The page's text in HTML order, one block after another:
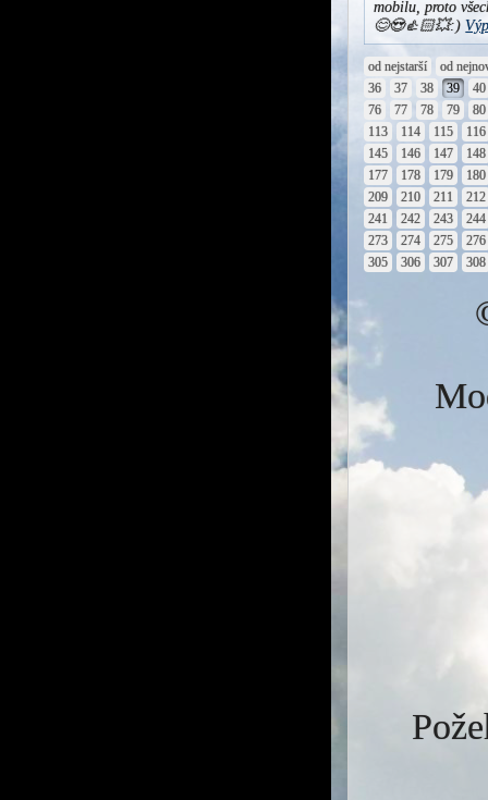
mobilu, proto
😊😍👍🏻💥:)
od nejstarší
od
36
37 38 39
40
76
77 78 79
80
113
114 115
116
145
146 147
148
177
178 179
180
209
210 211
212
241
242 243
244
273
274 275
276
305
306 307 308